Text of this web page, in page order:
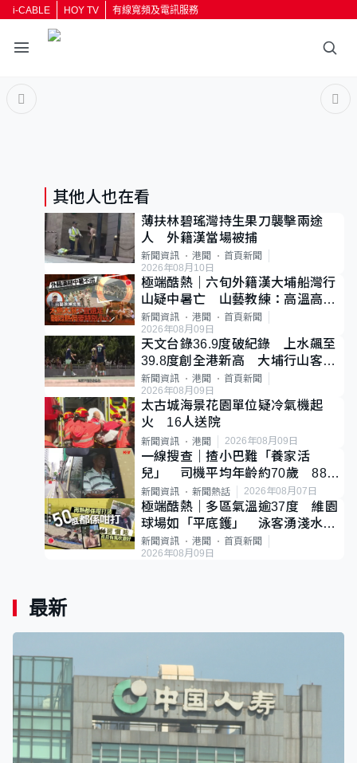
i-CABLE HOY TV 有線寬頻及電訊服務
其他人也在看
薄扶林碧瑤灣持生果刀襲擊兩途
人 外籍漢當場被捕
新聞資訊 港聞
首頁新聞
2026年08月10日
極端酷熱｜六旬外籍漢大埔船灣行
山疑中暑亡 山藝教練：高溫高濕
度不宜遠足
新聞資訊 港聞
首頁新聞
2026年08月09日
天文台錄36.9度破紀錄 上水飆至
39.8度創全港新高 大埔行山客中
暑不治
新聞資訊 港聞
首頁新聞
2026年08月09日
太古城海景花園單位疑冷氣機起
火 16人送院
新聞資訊 港聞 2026年08月09日
一線搜查｜揸小巴難「養家活
兒」 司機平均年齡約70歲 88歲
黃伯：希望一直揸落去
新聞資訊 新聞熱話 2026年08月07日
極端酷熱｜多區氣溫逾37度 維園
球場如「平底鑊」 泳客湧淺水灣
消暑
新聞資訊 港聞
首頁新聞
2026年08月09日
最新